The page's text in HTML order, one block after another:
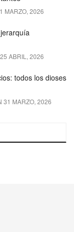
MARZO, 2026
ABRIL, 2026
todos los dioses
31 MARZO, 2026